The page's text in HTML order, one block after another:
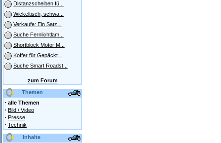
Distanzscheiben fü...
Wickeltisch, schwa...
Verkaufe: Ein Satz...
Suche Fernlichtlam...
Shortblock Motor M...
Koffer für Gepäckt...
Suche Smart Roadst...
zum Forum
Themen
· alle Themen
· Bild / Video
· Presse
· Technik
Inhalte